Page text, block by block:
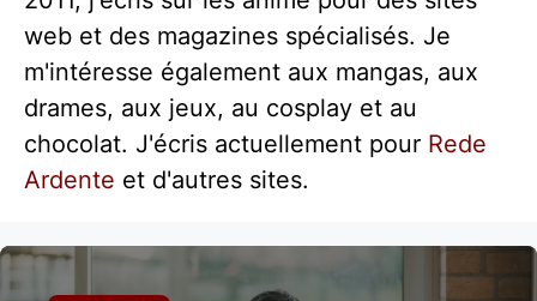
web et des magazines spécialisés. Je
m'intéresse également aux mangas, aux
drames, aux jeux, au cosplay et au
chocolat. J'écris actuellement pour Rede
Ardente et d'autres sites.